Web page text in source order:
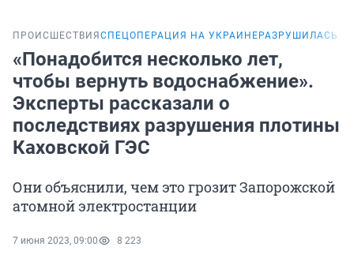
ПРОИСШЕСТВИЯ СПЕЦОПЕРАЦИЯ НА УКРАИНЕ РАЗРУШИЛАСЬ
«Понадобится несколько лет,
чтобы вернуть водоснабжение».
Эксперты рассказали о
последствиях разрушения плотины
Каховской ГЭС
Они объяснили, чем это грозит Запорожской
атомной электростанции
7 июня 2023, 09:00 8 223